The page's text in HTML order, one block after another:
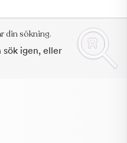
din sökning.
sök igen, eller